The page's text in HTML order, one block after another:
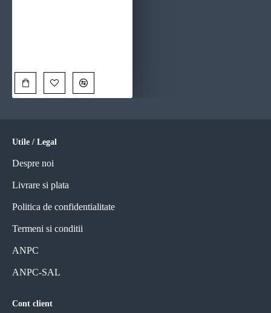
Utile / Legal
Despre noi
Livrare si plata
Politica de confidentialitate
Termeni si conditii
ANPC
ANPC-SAL
Cont client